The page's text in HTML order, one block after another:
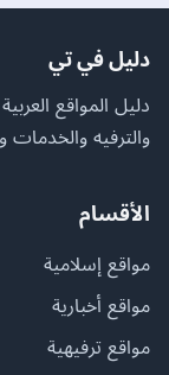
دليل في تي
دليل المواقع
والترفيه والخدمات
الأقسام
مواقع إسلامية
مواقع أخبارية
مواقع ترفيهية